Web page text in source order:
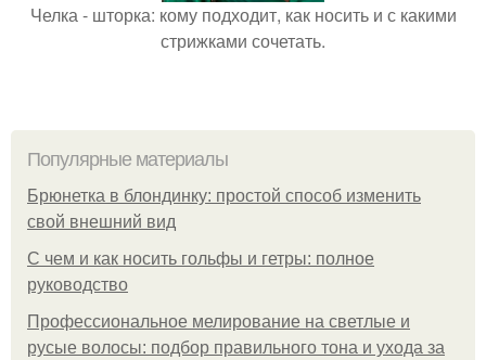
Челка - шторка: кому подходит, как носить и с какими
стрижками сочетать.
Популярные материалы
Брюнетка в блондинку: простой способ изменить
свой внешний вид
С чем и как носить гольфы и гетры: полное
руководство
Профессиональное мелирование на светлые и
русые волосы: подбор правильного тона и ухода за